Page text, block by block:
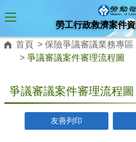
勞工行政救濟案件
首頁 保險爭議審議業務專區
爭議審議案件審理流程圖
爭議審議案件審理流程圖
友善列印